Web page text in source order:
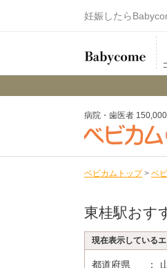
妊娠したら
病院・歯医者 150,000
ベビカムトップ > ベ
東桂駅おす
現在表示している
都道府県